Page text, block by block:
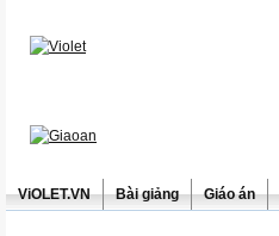
ViOLET.VN Bài giảng Giáo án